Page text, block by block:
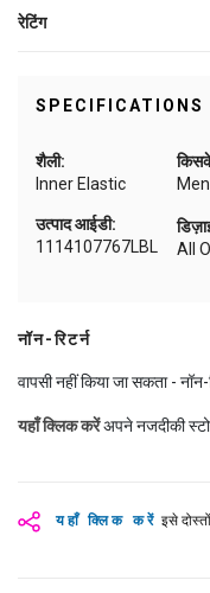
रेटिंग
SPECIFICATIONS
शैली:
Inner Elastic
Men
All
उत्पाद आईडी:
1114107767LBL
यहाँ क्लिक करें इसे
नॉन-रिटर्न
वापसी नहीं किया जा सकता - नॉन-
यहाँ क्लिक करेंअपने नजदीकी